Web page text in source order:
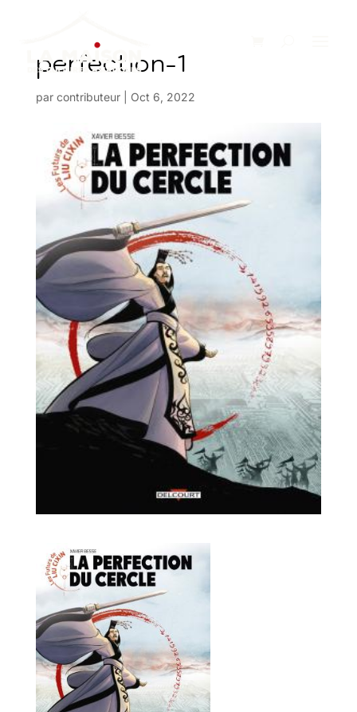
perfection-1
par contributeur| Oct 6, 2022